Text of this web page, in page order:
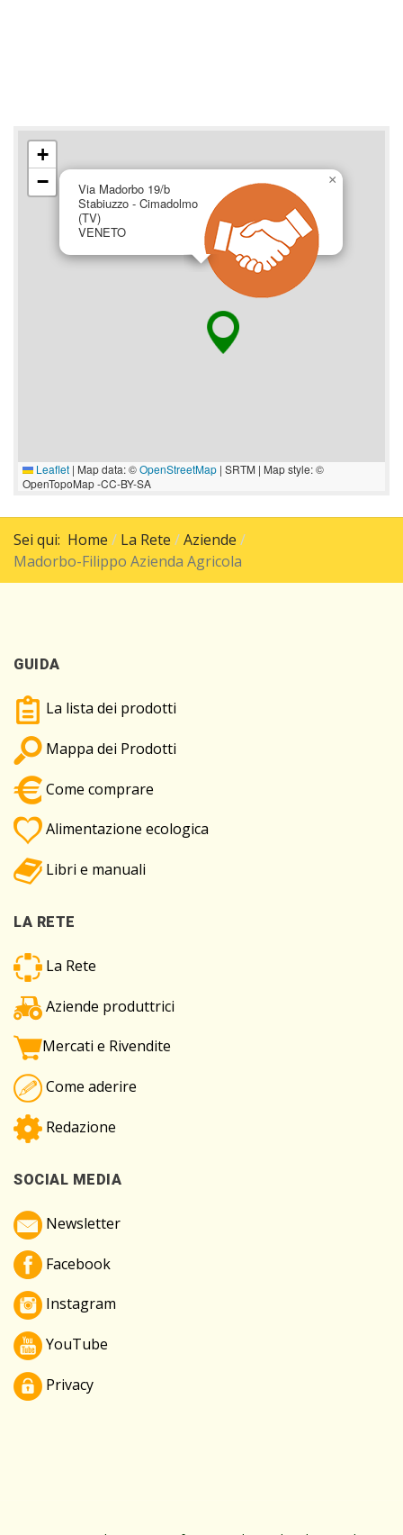
Via Madorbo 19/b
Stabiuzzo - Cimadolmo
(TV)
VENETO
×
+
−
Leaflet | Map data: ©OpenStreetMap | SRTM | Map style: ©
OpenTopoMap -CC-BY-SA
Sei qui: Home La Rete
Aziende
Madorbo-Filippo Azienda Agricola
GUIDA
La lista dei prodotti
Mappa dei Prodotti
Come comprare
Alimentazione ecologica
Libri e manuali
LA RETE
La Rete
Aziende produttrici
Mercati e Rivendite
Come aderire
Redazione
SOCIAL MEDIA
Newsletter
Facebook
Instagram
YouTube
Privacy